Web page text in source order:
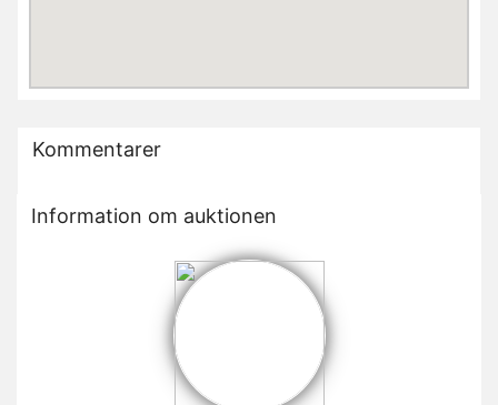
Kommentarer
Information om auktionen